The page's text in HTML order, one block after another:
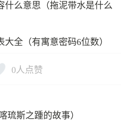
什么意思（拖泥带水是什么
大全（有寓意密码6位数）
0人点赞
琉斯之踵的故事）